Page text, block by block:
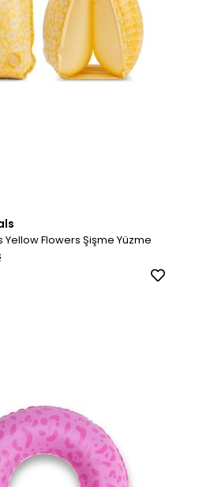
Yellow Flowers Şişme Yüzme